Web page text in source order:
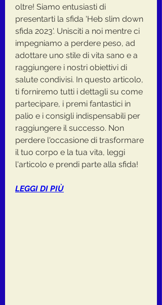
oltre! Siamo entusiasti di
presentarti la sfida 'Heb slim down
sfida 2023'. Unisciti a noi mentre ci
impegniamo a perdere peso, ad
adottare uno stile di vita sano e a
raggiungere i nostri obiettivi di
salute condivisi. In questo articolo,
ti forniremo tutti i dettagli su come
partecipare, i premi fantastici in
palio e i consigli indispensabili per
raggiungere il successo. Non
perdere l'occasione di trasformare
il tuo corpo e la tua vita, leggi
l'articolo e prendi parte alla sfida!
LEGGI DI PIÙ